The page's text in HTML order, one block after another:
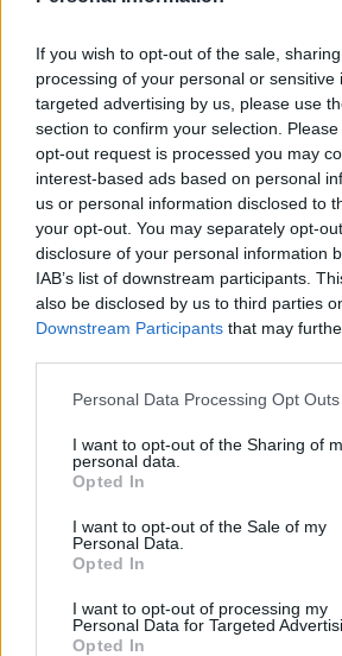
If you wish to opt-out of the sale,
processing of your personal or sensitive
targeted advertising by us, please use
section to confirm your selection.
opt-out request is processed you may
interest-based ads based on personal
us or personal information disclosed to
your opt-out. You may separately opt-
disclosure of your personal information
IAB’s list of downstream participants.
also be disclosed by us to third parties
Downstream Participants that may
Please note that this website/app uses
not limited to your visit or usage
grant or deny consent to Google and its
use your data for below specified
consent section.
Personal Data Processing Opt Outs
I want to opt-out of the Sharing of
personal data.
Opted In
I want to opt-out of the Sale of my
Personal Data.
Opted In
I want to opt-out of processing my
Personal Data for Targeted
Opted In
alineaciones.
Posible alineación Valladolid
Alineación:Masip – Luis Pérez
Fernández, Nacho – Óscar Plano,
– Weissman, Sergi Guardiola (Toni
Estos jugadores son baja:Javi
tobillo), Saidy Janko (lesión muscular),
de rodilla), Raúl García (lesión de
Emeterio (lesión muscular), Marcos
Posibles cambios en la alineación:
Sergi Guardiola y El Yamiq. El
junto a Weissman en la punta de
Los partidos